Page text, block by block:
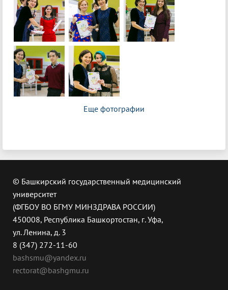
Еще фотографии
© Башкирский государственный медицинский
университет
(ФГБОУ ВО БГМУ МИНЗДРАВА РОССИИ)
450008, Республика Башкортостан, г. Уфа,
ул. Ленина, д. 3
8 (347) 272-11-60
bashsmu@yandex.ru
rectorat@bashgmu.ru